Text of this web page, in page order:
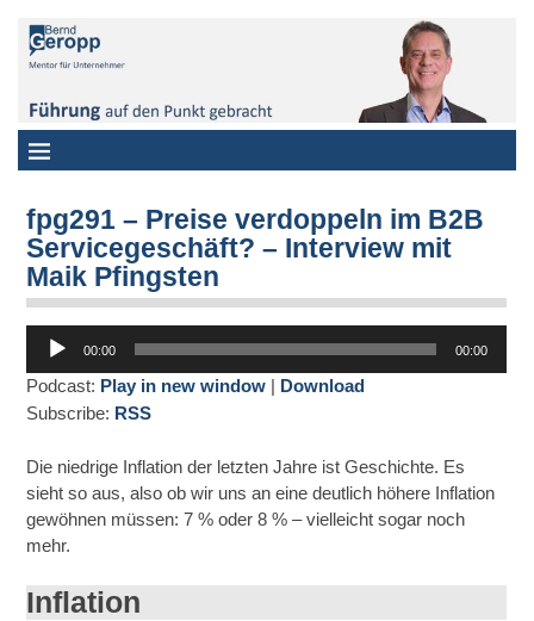
fpg291 – Preise verdoppeln im B2B
Servicegeschäft? – Interview mit
Maik Pfingsten
Audio-
Player
00:00 00:00
Podcast: Play in new window| Download
Subscribe: RSS
Die niedrige Inflation der letzten Jahre ist Geschichte. Es
sieht so aus, also ob wir uns an eine deutlich höhere Inflation
gewöhnen müssen: 7 % oder 8 % – vielleicht sogar noch
mehr.
Inflation